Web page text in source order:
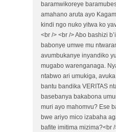
baramwikoreye
amahano aruta ayo
kindi ngo nuko yitwa ko
<br /> <br /> Abo bashizi
babonye umwe mu
avumbukanye inyandiko
mugabo warenganaga.
ntabwo ari umukiga,
bantu bandika VERITAS
basebanya bakabona
muri ayo mahomvu? Ese
bwe ariyo mico izabaha
bafite imitima mizima?<br